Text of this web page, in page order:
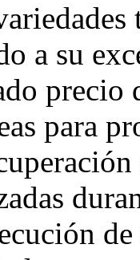
a su
precio
para